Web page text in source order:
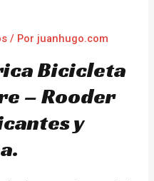
/ Por juanhugo.com
Bicicleta
– Rooder
y